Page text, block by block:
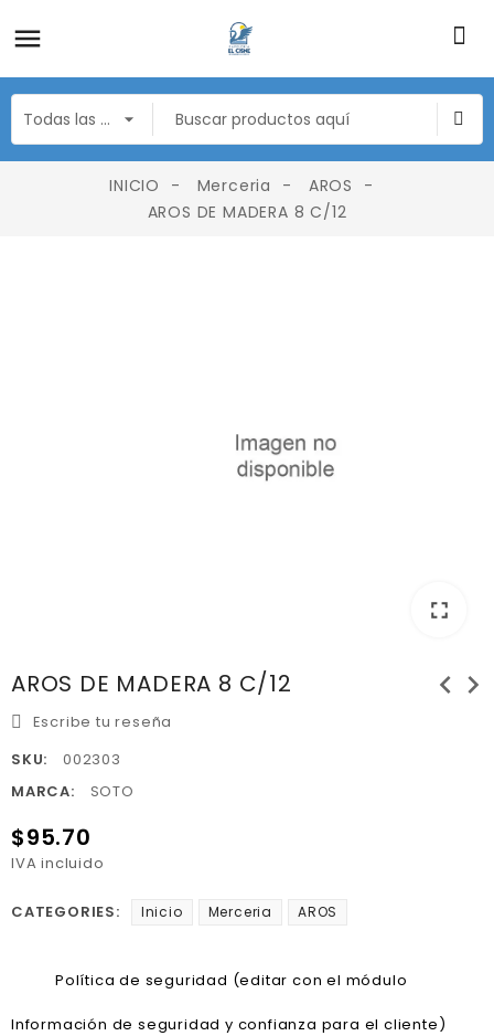
INICIO Merceria
AROS
AROS DE MADERA 8 C/12
fullscreen
AROS DE MADERA 8 C/12 chevron_left chevron_right
Escribe tu reseña
SKU:
002303
MARCA:
SOTO
$95.70
IVA incluido
CATEGORIES: Inicio Merceria AROS
Política de seguridad (editar con el módulo
Información de seguridad y confianza para el cliente)